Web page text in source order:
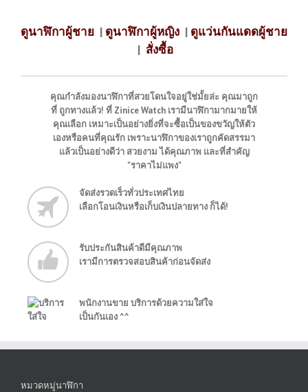
ดูนาฬิกาผู้ชาย | ดูนาฬิกาผู้หญิง | ดูแว่นกันแดดผู้ชาย
| สั่งซื้อ
คุณกำลังมองนาฬิกาที่สวยโดนใจอยู่ใช่มั้ยล่ะ คุณมาถูก
ที่ ถูกทางแล้ว! ที่ Zinice Watch เรามีนาฬิกามากมายให้
คุณเลือก เหมาะเป็นอย่างยิ่งที่จะซื้อเป็นของขวัญให้ตัว
เองหรือคนที่คุณรัก เพราะนาฬิกาของเราถูกคัดสรรมา
แล้วเป็นอย่างดีว่า สวยงาม ได้คุณภาพ และที่สำคัญ
"ราคาไม่แพง"
จัดส่งรวดเร็วทั่วประเทศไทย
เลือกโอนเงินหรือเก็บเงินปลายทาง ก็ได้!
รับประกันสินค้าดีมีคุณภาพ
เรามีการตรวจสอบสินค้าก่อนจัดส่ง
พนักงานขาย บริการด้วยความใส่ใจ
เป็นกันเอง ^^
หมวดหมู่นาฬิกา